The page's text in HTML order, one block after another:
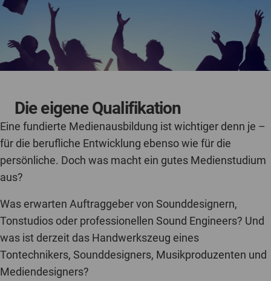
Die eigene Qualifikation
Eine fundierte Medienausbildung ist wichtiger denn je –
für die berufliche Entwicklung ebenso wie für die
persönliche. Doch was macht ein gutes Medienstudium
aus?
Was erwarten Auftraggeber von Sounddesignern,
Tonstudios oder professionellen Sound Engineers? Und
was ist derzeit das Handwerkszeug eines
Tontechnikers, Sounddesigners, Musikproduzenten und
Mediendesigners?